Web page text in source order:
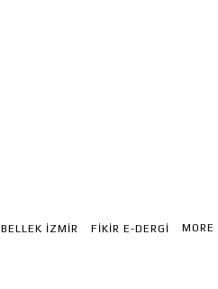
BELLEK İZMIR FİKİR E-DERGI MORE